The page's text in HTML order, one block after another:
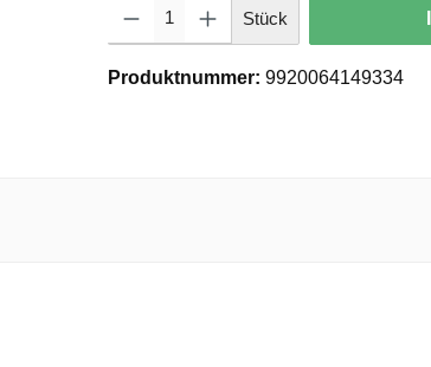
Stück
Produktnummer: 9920064149334